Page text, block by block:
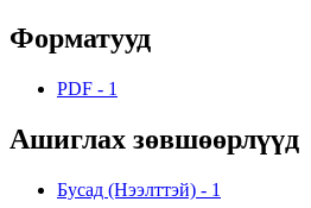
Форматууд
PDF - 1
Ашиглах зөвшөөрлүүд
Бусад (Нээлттэй) - 1